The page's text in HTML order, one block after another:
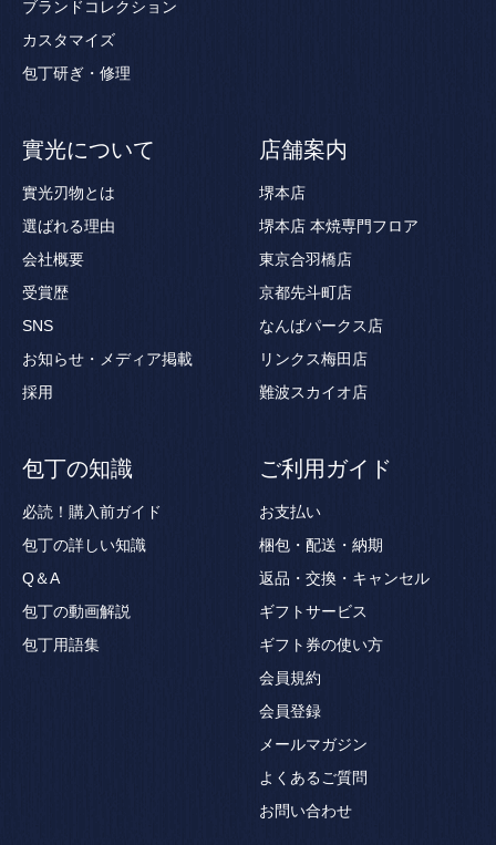
ブランドコレクション
カスタマイズ
包丁研ぎ・修理
實光について
實光刃物とは
選ばれる理由
会社概要
受賞歴
SNS
お知らせ・メディア掲載
採用
店舗案内
堺本店
堺本店 本焼専門フロア
東京合羽橋店
京都先斗町店
なんばパークス店
リンクス梅田店
難波スカイオ店
包丁の知識
必読！購入前ガイド
包丁の詳しい知識
Q＆A
包丁の動画解説
包丁用語集
ご利用ガイド
お支払い
梱包・配送・納期
返品・交換・キャンセル
ギフトサービス
ギフト券の使い方
会員規約
会員登録
メールマガジン
よくあるご質問
お問い合わせ